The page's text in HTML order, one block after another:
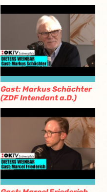
Gast: Markus Schächter
(ZDF Intendant a.D.)